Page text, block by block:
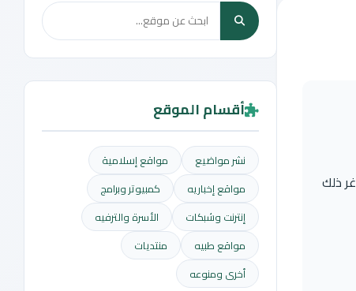
ذلك
أقسام الموقع
نشر مواضيع
مواقع إسلامية
مواقع إخباريه
كمبيوتر وبرامج
إنترنت وشبكات
الأسرة والترفيه
مواقع طبيه
منتديات
أخرى ومنوعه